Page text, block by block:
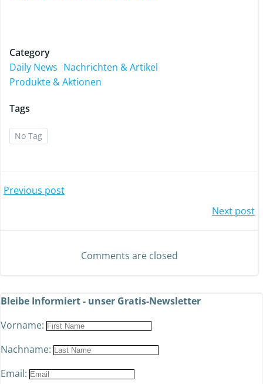
Category
Daily News Nachrichten & Artikel
Produkte & Aktionen
Tags
No Tag
Previous post
Next post
Comments are closed
Bleibe Informiert - unser Gratis-Newsletter
Vorname:
Nachname:
Email: